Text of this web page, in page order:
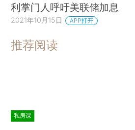
利掌门人呼吁美联储加息
2021年10月15日 APP打开
推荐阅读
私房课